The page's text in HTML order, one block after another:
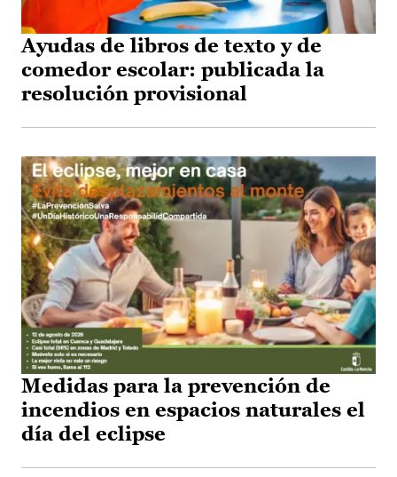
Ayudas de libros de texto y de
comedor escolar: publicada la
resolución provisional
Medidas para la prevención de
incendios en espacios naturales el
día del eclipse